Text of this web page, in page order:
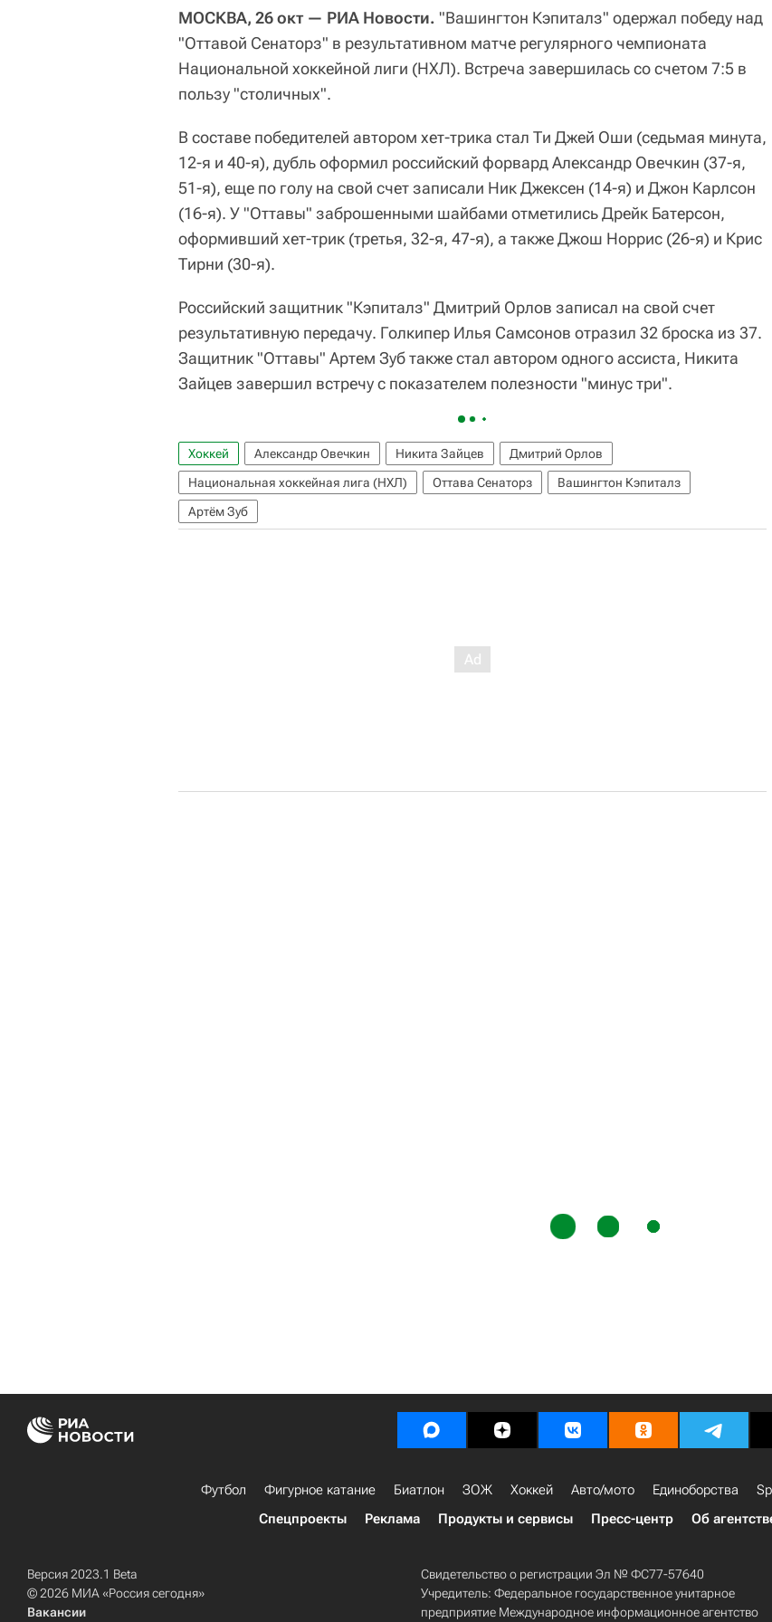
МОСКВА, 26 окт — РИА Новости. "Вашингтон Кэпиталз" одержал победу над
"Оттавой Сенаторз" в результативном матче регулярного чемпионата
Национальной хоккейной лиги (НХЛ). Встреча завершилась со счетом 7:5 в
пользу "столичных".
В составе победителей автором хет-трика стал Ти Джей Оши (седьмая минута,
12-я и 40-я), дубль оформил российский форвард Александр Овечкин (37-я,
51-я), еще по голу на свой счет записали Ник Джексен (14-я) и Джон Карлсон
(16-я). У "Оттавы" заброшенными шайбами отметились Дрейк Батерсон,
оформивший хет-трик (третья, 32-я, 47-я), а также Джош Норрис (26-я) и Крис
Тирни (30-я).
Российский защитник "Кэпиталз" Дмитрий Орлов записал на свой счет
результативную передачу. Голкипер Илья Самсонов отразил 32 броска из 37.
Защитник "Оттавы" Артем Зуб также стал автором одного ассиста, Никита
Зайцев завершил встречу с показателем полезности "минус три".
Хоккей Александр Овечкин Никита Зайцев
Дмитрий Орлов
Национальная хоккейная лига (НХЛ)
Оттава Сенаторз
Вашингтон Кэпиталз
Артём Зуб
Футбол Фигурное катание Биатлон ЗОЖ Хоккей Авто/мото Единоборства
Спецпроекты
Реклама Продукты и сервисы Пресс-центр Об
Версия 2023.1 Beta
© 2026 МИА «Россия сегодня»
Вакансии
Свидетельство о регистрации Эл № ФС77-57640
Учредитель: Федеральное государственное унитарное
предприятие Международное информационное агентство